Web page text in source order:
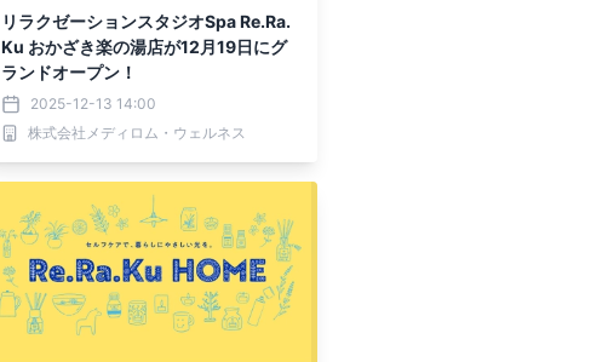
リラクゼーションスタジオSpa Re.Ra.
Ku おかざき楽の湯店が12月19日にグ
ランドオープン！
2025-12-13 14:00
株式会社メディロム・ウェルネス